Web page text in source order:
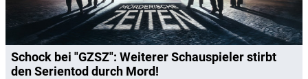
Schock bei "GZSZ": Weiterer Schauspieler stirbt
den Serientod durch Mord!